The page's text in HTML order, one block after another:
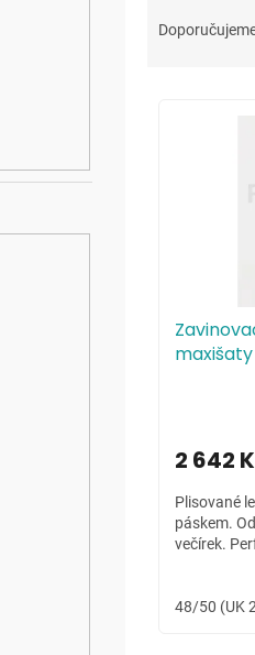
a
maxišaty
2 642
Plisované
páskem.
večírek.
48/50 (UK